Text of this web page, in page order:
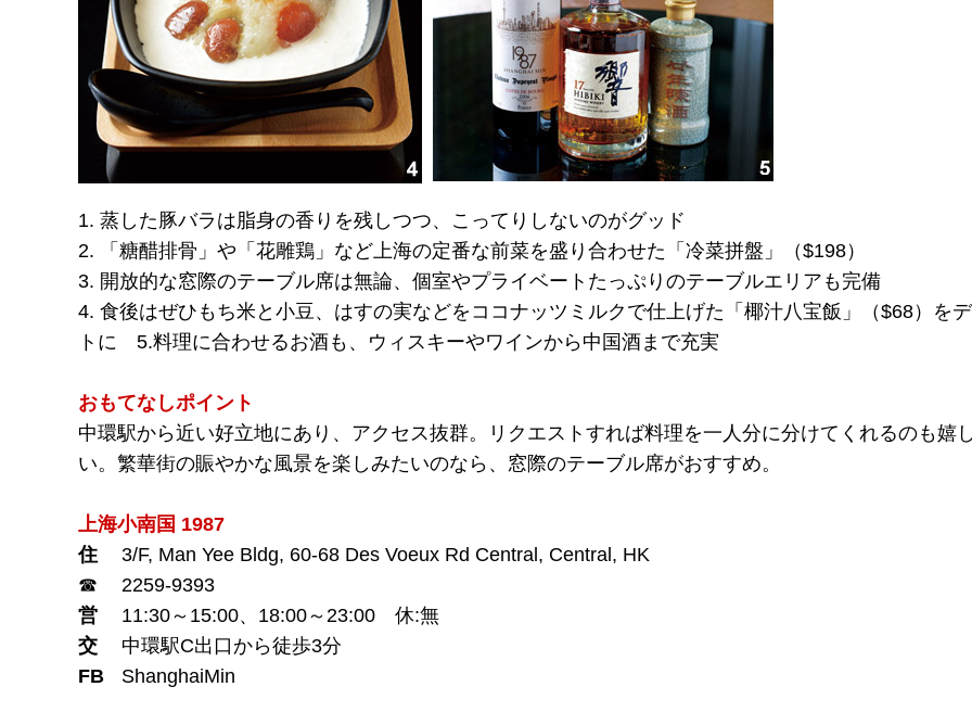
1. 蒸した豚バラは脂身の香りを残しつつ、こってりしないのがグッド
2. 「糖醋排骨」や「花雕鶏」など上海の定番な前菜を盛り合わせた「冷菜拼盤」（$198）
3. 開放的な窓際のテーブル席は無論、個室やプライベートたっぷりのテーブルエリアも完備
4. 食後はぜひもち米と小豆、はすの実などをココナッツミルクで仕上げた「椰汁八宝飯」（$68）を
トに 5.料理に合わせるお酒も、ウィスキーやワインから中国酒まで充実
おもてなしポイント
中環駅から近い好立地にあり、アクセス抜群。リクエストすれば料理を一人分に分けてくれるのも嬉し
い。繁華街の賑やかな風景を楽しみたいのなら、窓際のテーブル席がおすすめ。
上海小南国 1987
住
3/F, Man Yee Bldg, 60-68 Des Voeux Rd Central, Central, HK
☎
2259-9393
営
11:30～15:00、18:00～23:00 休:無
交
中環駅C出口から徒歩3分
FB
ShanghaiMin